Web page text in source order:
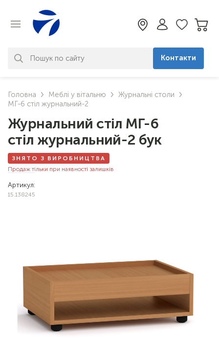
знайдено. Уточніть свій запит
Контакти
Головна Меблі у вітальню
Журнальні столи
МГ-6 стіл журнальний-2
Журнальний стіл МГ-6
стіл журнальний-2 бук
ЗНЯТО З ВИРОБНИЦТВА
Продаж тільки при наявності залишків
Артикул:
15.138245